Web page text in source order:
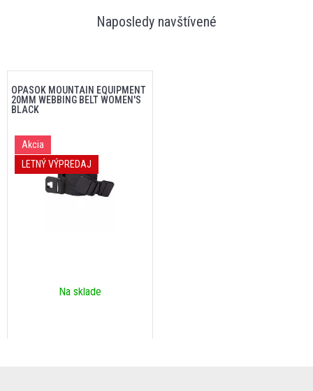
Naposledy navštívené
OPASOK MOUNTAIN EQUIPMENT
20MM WEBBING BELT WOMEN'S
BLACK
Akcia
LETNÝ VÝPREDAJ
Na sklade